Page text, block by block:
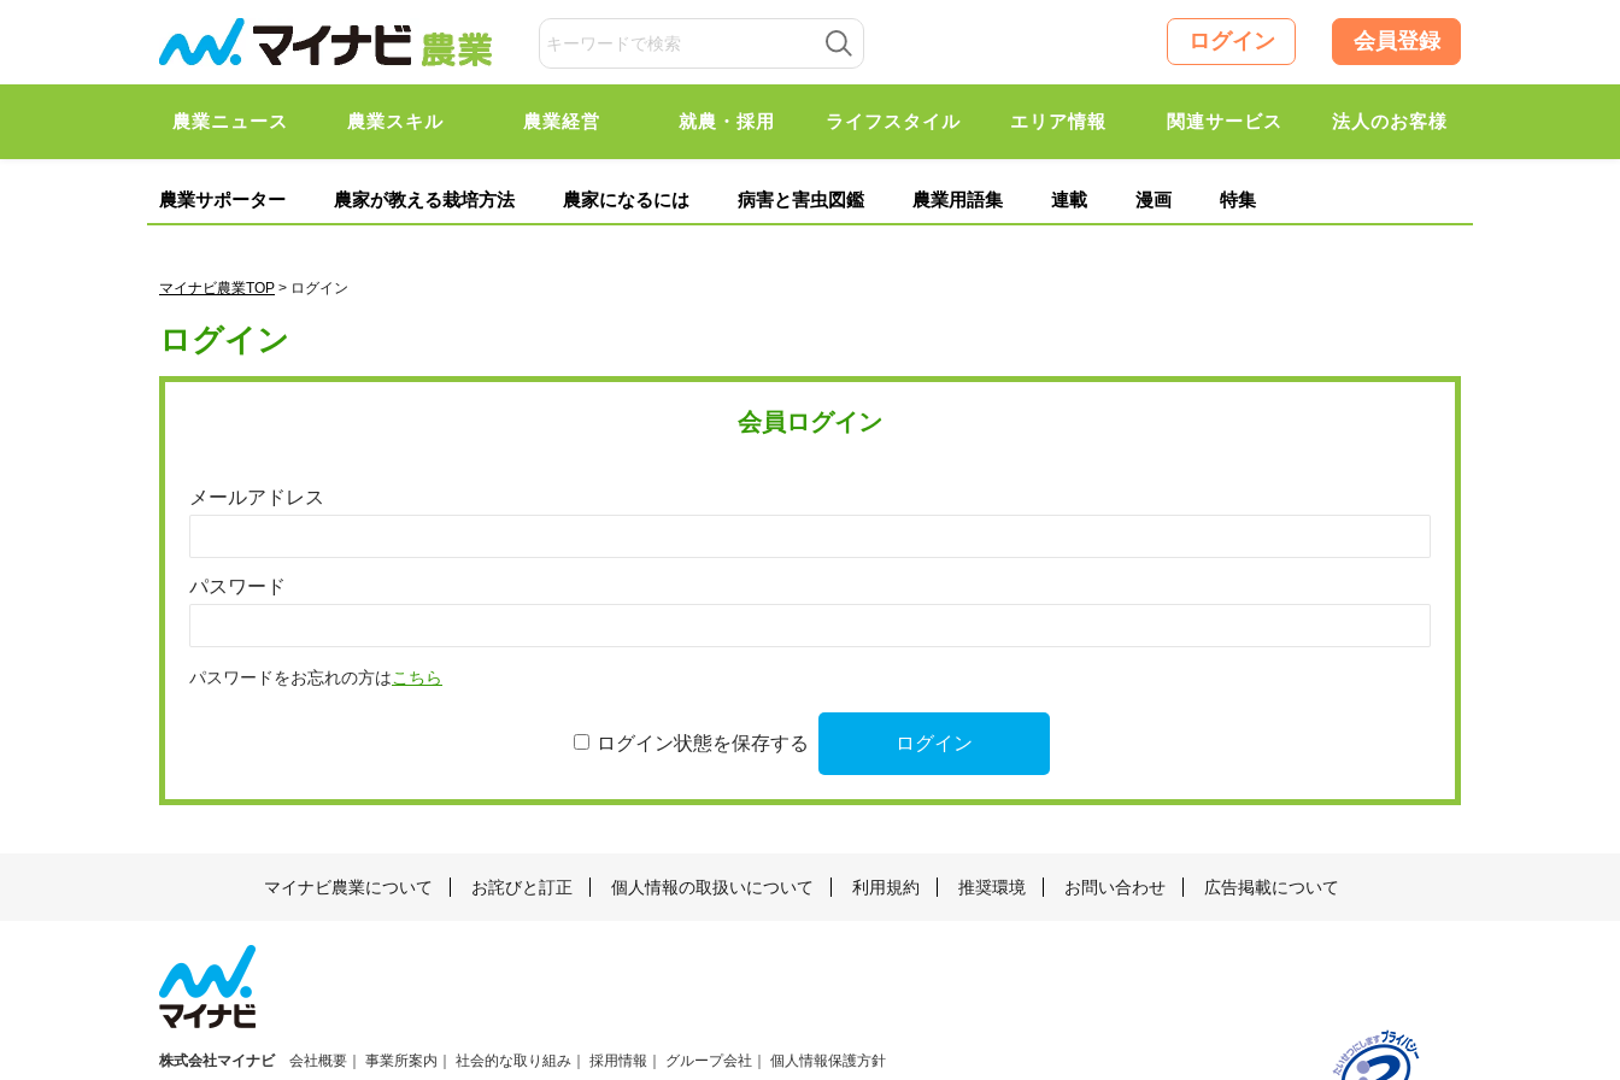
ログイン 会員登録
農業ニュース 農業スキル 農業経営 就農・採用 ライフスタイル エリア情報 関連サービス 法人のお客様
農業サポーター 農家が教える栽培方法 農家になるには 病害と害虫図鑑 農業用語集 連載 漫画 特集
マイナビ農業TOP > ログイン
ログイン
会員ログイン
メールアドレス
パスワード
パスワードをお忘れの方はこちら
ログイン状態を保存する
マイナビ農業について お詫びと訂正 個人情報の取扱いについて 利用規約 推奨環境 お問い合わせ 広告掲載について
株式会社マイナビ 会社概要 事業所案内 社会的な取り組み 採用情報 グループ会社 個人情報保護方針